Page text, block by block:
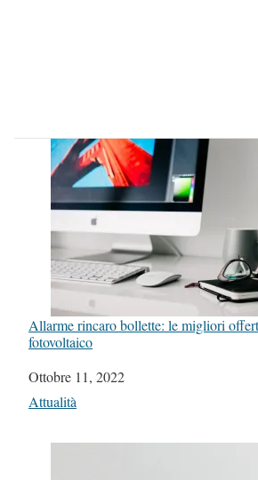
Allarme rincaro bollette: le migliori
fotovoltaico
Data
Ottobre 11, 2022
In relazione a
Attualità